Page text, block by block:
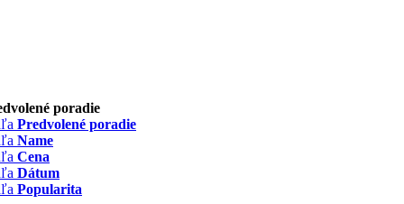
poradie
Predvolené poradie
Name
Cena
Dátum
Popularita